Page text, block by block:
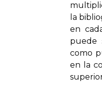
la
en
puede
como
en la